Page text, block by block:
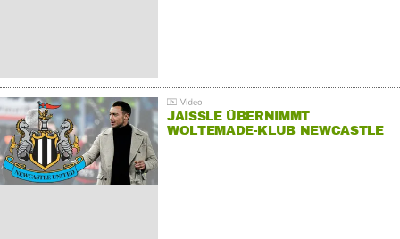
JAISSLE ÜBERNIMMT
WOLTEMADE-KLUB NEWCASTLE